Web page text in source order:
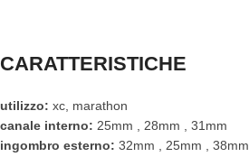
CARATTERISTICHE
utilizzo: xc, marathon
canale interno: 25mm , 28mm , 31mm
ingombro esterno: 32mm , 25mm , 38mm